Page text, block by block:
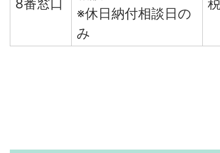
8番窓口
※休日納付相談日の
み